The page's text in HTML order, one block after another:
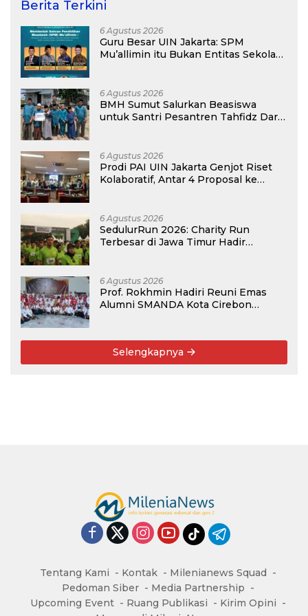
Berita Terkini
6 Agustus 2026
Guru Besar UIN Jakarta: SPM
Mu’allimin itu Bukan Entitas Sekolah
6 Agustus 2026
BMH Sumut Salurkan Beasiswa
untuk Santri Pesantren Tahfidz Darul
6 Agustus 2026
Prodi PAI UIN Jakarta Genjot Riset
Kolaboratif, Antar 4 Proposal ke
6 Agustus 2026
SedulurRun 2026: Charity Run
Terbesar di Jawa Timur Hadir
Guru Honorer
6 Agustus 2026
Prof. Rokhmin Hadiri Reuni Emas
Alumni SMANDA Kota Cirebon
Selengkapnya
Tentang Kami Kontak
Milenianews Squad
Pedoman Siber
Media Partnership
Upcoming Event
Ruang Publikasi
Kirim Opini